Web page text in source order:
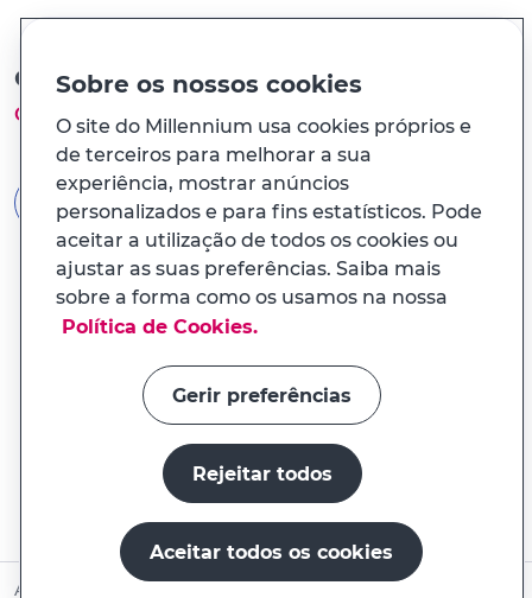
Ou com a Chave Móvel Digital
Como funciona?
AUTENTICAÇÃO GOV.PT
Ainda não é Cliente? Abrir conta online
Sobre os nossos cookies
O site do Millennium usa cookies próprios e
de terceiros para melhorar a sua
experiência, mostrar anúncios
personalizados e para fins estatísticos. Pode
aceitar a utilização de todos os cookies ou
ajustar as suas preferências. Saiba mais
sobre a forma como os usamos na nossa
Política de Cookies.
Gerir preferências
Rejeitar todos
Aceitar todos os cookies